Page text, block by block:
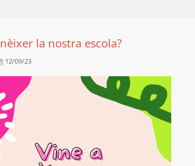
la nostra escola?
12/09/23